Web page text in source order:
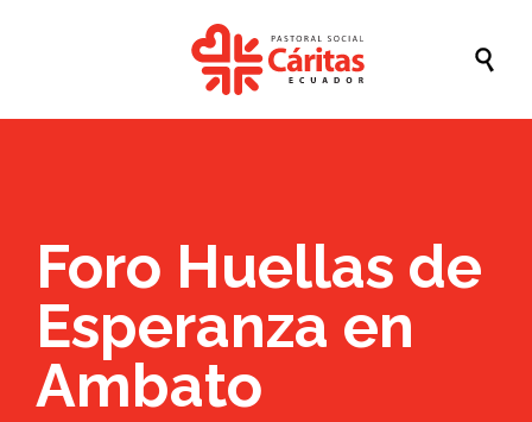

Foro Huellas de
Esperanza en
Ambato